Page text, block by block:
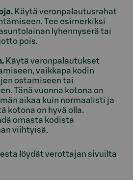
Käytä veronpalautusrahat
Tee esimerkiksi
lyhennyserä tai
pois.
Käytä veronpalautukset
vaikkapa kodin
ostamiseen tai
Tänä vuonna kotona on
aikaa kuin normaalisti ja
kotona on hyvä olla.
omasta kodista
viihtyisä.
löydät verottajan sivuilta